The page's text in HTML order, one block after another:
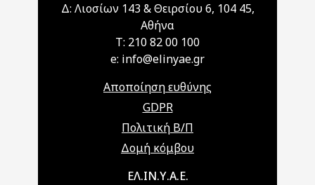
Δ: Λιοσίων 143 & Θειρσίου 6, 104 45,
Αθήνα
T: 210 82 00 100
e: info@elinyae.gr
Αποποίηση ευθύνης
GDPR
Πολιτική Β/Π
Δομή κόμβου
Main navigationΕΛ.ΙΝ.Υ.Α.Ε.